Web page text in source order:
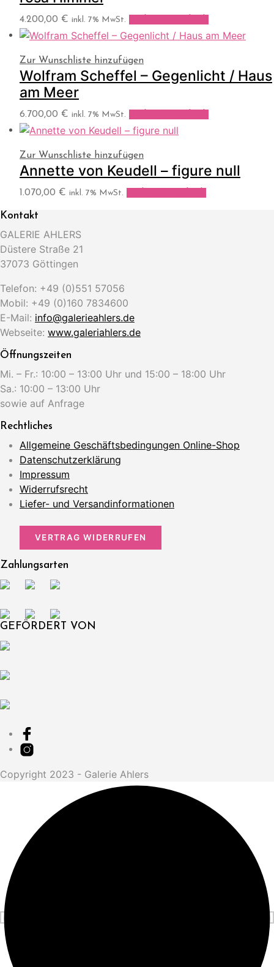
4.200,00 € inkl. 7% MwSt.
Zur Wunschliste hinzufügen
Wolfram Scheffel – Gegenlicht / Haus
am Meer
6.700,00 € inkl. 7% MwSt.
Zur Wunschliste hinzufügen
Annette von Keudell – figure null
1.070,00 € inkl. 7% MwSt.
Kontakt
GALERIE AHLERS
Düstere Straße 21
37073 Göttingen
Telefon: +49 (0)551 57056
Mobil: +49 (0)160 7834600
E-Mail: info@galerieahlers.de
Webseite: www.galeriahlers.de
Öffnungszeiten
Mi. – Fr.: 10:00 – 13:00 Uhr und 15:00 – 18:00 Uhr
Sa.: 10:00 – 13:00 Uhr
sowie auf Anfrage
Rechtliches
Allgemeine Geschäftsbedingungen Online-Shop
Datenschutzerklärung
Impressum
Widerrufsrecht
Liefer- und Versandinformationen
VERTRAG WIDERRUFEN
Zahlungsarten
GEFÖRDERT VON
Copyright 2023 - Galerie Ahlers